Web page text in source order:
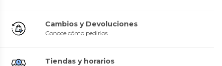
Cambios y Devoluciones
Conoce cómo pedirlos
Tiendas y horarios